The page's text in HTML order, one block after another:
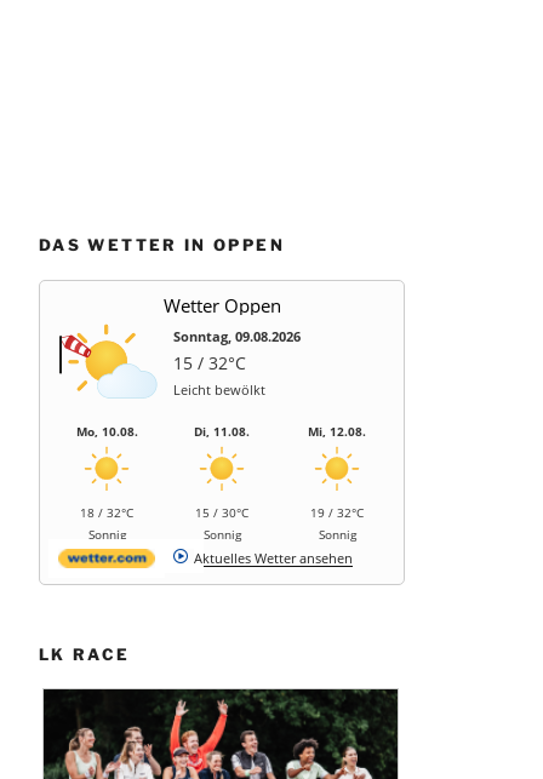
DAS WETTER IN OPPEN
Wetter Oppen
Sonntag, 09.08.2026
15 / 32°C
Leicht bewölkt
Mo, 10.08.
18 / 32°C
Sonnig
Di, 11.08.
15 / 30°C
Sonnig
Mi, 12.08.
19 / 32°C
Sonnig
Aktuelles Wetter ansehen
LK RACE